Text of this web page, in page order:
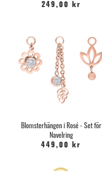
249,00 kr
Blomsterhängen i Rosé - Set för
Navelring
449,00 kr